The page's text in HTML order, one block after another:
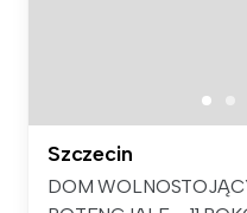
Szczecin
DOM